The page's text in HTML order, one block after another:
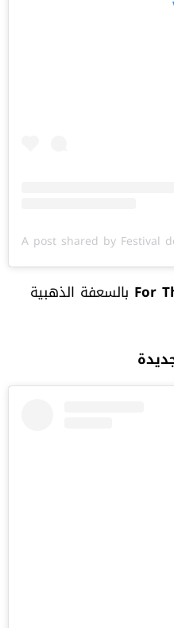
A post shared by Festival
For بالسعفة الذهبية